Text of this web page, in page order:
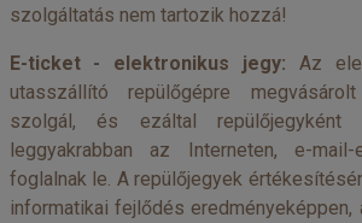
szolgáltatás nem tartozik hozzá!
E-ticket - elektronikus jegy: Az
utasszállító repülőgépre
szolgál, és ezáltal repülőjegyként
leggyakrabban az Interneten, e-
foglalnak le. A repülőjegyek
informatikai fejlődés eredményeképpen,